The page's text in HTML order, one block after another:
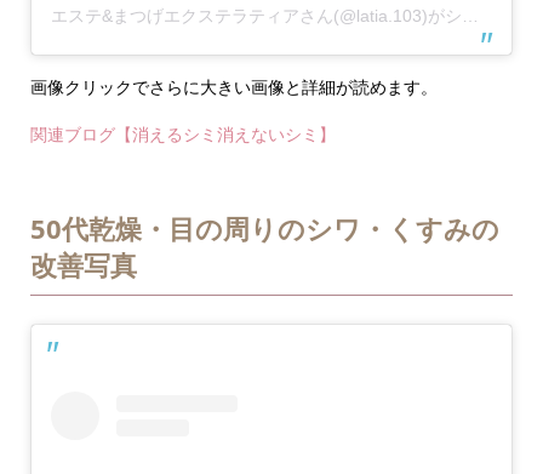
画像クリックでさらに大きい画像と詳細が読めます。
関連ブログ【消えるシミ消えないシミ】
50代乾燥・目の周りのシワ・くすみの
改善写真